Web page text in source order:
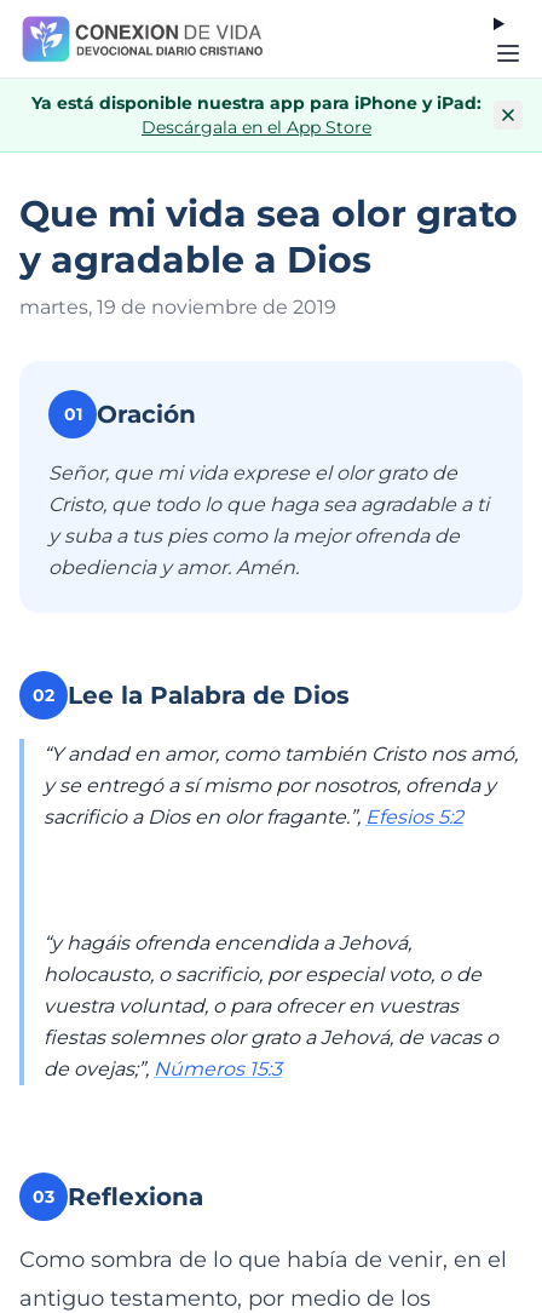
Ya está disponible nuestra app para iPhone y iPad:
Descárgala en el App Store
Que mi vida sea olor grato
y agradable a Dios
martes, 19 de noviembre de 2019
01 Oración
Señor, que mi vida exprese el olor grato de
Cristo, que todo lo que haga sea agradable a ti
y suba a tus pies como la mejor ofrenda de
obediencia y amor. Amén.
02 Lee la Palabra de Dios
“Y andad en amor, como también Cristo nos amó,
y se entregó a sí mismo por nosotros, ofrenda y
sacrificio a Dios en olor fragante.”, Efesios 5:2
“y hagáis ofrenda encendida a Jehová,
holocausto, o sacrificio, por especial voto, o de
vuestra voluntad, o para ofrecer en vuestras
fiestas solemnes olor grato a Jehová, de vacas o
de ovejas;”, Números 15:3
03 Reflexiona
Como sombra de lo que había de venir, en el
antiguo testamento, por medio de los